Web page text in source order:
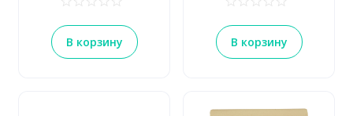
В корзину В корзину